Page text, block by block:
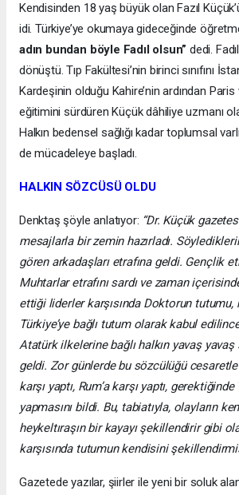
Kendisinden 18 yaş büyük olan Fazıl
idi. Türkiye’ye okumaya gideceğinde
adın bundan böyle Fadıl olsun” dedi.
dönüştü. Tıp Fakültesi’nin birinci sınıfını
Kardeşinin olduğu Kahire’nin ardından Paris
eğitimini sürdüren Küçük dâhiliye uzmanı
Halkın bedensel sağlığı kadar toplumsal
de mücadeleye başladı.
HALKIN SÖZCÜSÜ OLDU
Denktaş şöyle anlatıyor: “Dr. Küçük
mesajlarla bir zemin hazırladı.
gören arkadaşları etrafına geldi. Gençlik
Muhtarlar etrafını sardı ve zaman
ettiği liderler karşısında Doktorun
Türkiye’ye bağlı tutum olarak kabul
Atatürk ilkelerine bağlı halkın yavaş
geldi. Zor günlerde bu sözcülüğü cesaretle
karşı yaptı, Rum’a karşı yaptı, gerektiğinde
yapmasını bildi. Bu, tabiatıyla, olayların
heykeltıraşın bir kayayı şekillendirir gibi
karşısında tutumun kendisini
Gazetede yazılar, şiirler ile yeni bir soluk